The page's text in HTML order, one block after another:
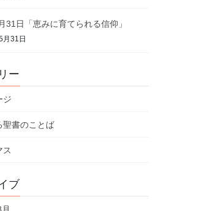
31日「恵みに育てられる信仰」
月31日
ー
ジ
聖書のことば
ス
ブ